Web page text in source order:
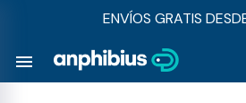
ENVÍOS GRATIS
menu